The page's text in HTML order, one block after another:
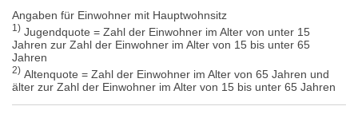
Angaben für Einwohner mit Hauptwohnsitz
1) Jugendquote = Zahl der Einwohner im Alter von unter 15
Jahren zur Zahl der Einwohner im Alter von 15 bis unter 65
Jahren
2) Altenquote = Zahl der Einwohner im Alter von 65 Jahren und
älter zur Zahl der Einwohner im Alter von 15 bis unter 65 Jahren